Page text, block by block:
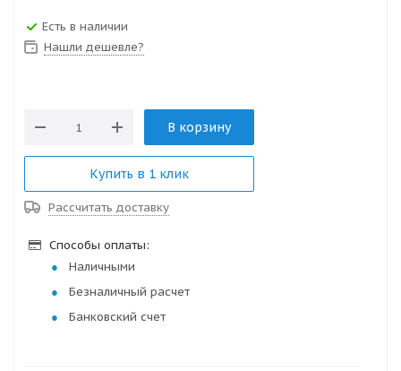
Есть в наличии
Нашли дешевле?
В корзину
Купить в 1 клик
Рассчитать доставку
Способы оплаты:
Наличными
Безналичный расчет
Банковский счет